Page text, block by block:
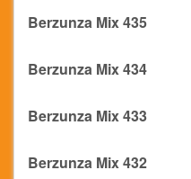
Berzunza Mix 435
Berzunza Mix 434
Berzunza Mix 433
Berzunza Mix 432